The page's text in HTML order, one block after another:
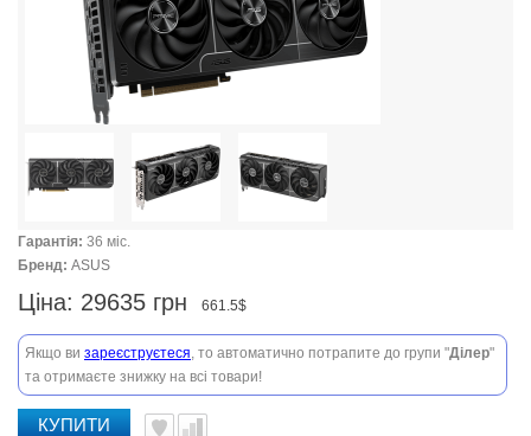
Гарантія: 36 міс.
Бренд: ASUS
Ціна: 29635 грн 661.5$
Якщо ви зареєструєтеся, то автоматично потрапите до групи "Ділер"
та отримаєте знижку на всі товари!
КУПИТИ